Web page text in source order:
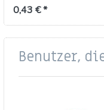
Leicht, stabil, filternd.
0,43 € *
Benutzer,